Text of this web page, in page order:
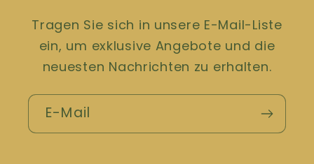
Tragen Sie sich in unsere E-Mail-Liste
ein, um exklusive Angebote und die
neuesten Nachrichten zu erhalten.
E-Mail